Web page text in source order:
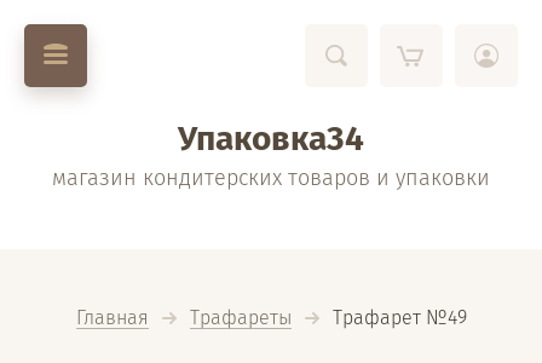
Упаковка34
магазин кондитерских товаров и упаковки
Главная Трафареты
  Трафарет №49